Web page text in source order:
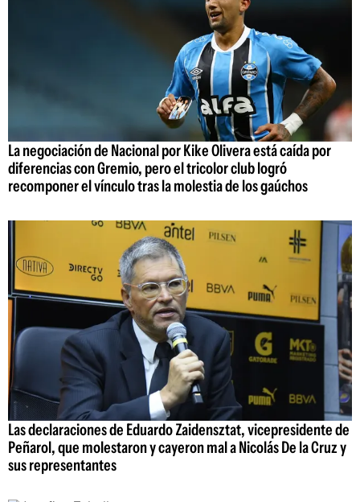
La negociación de Nacional por Kike Olivera está caída por
diferencias con Gremio, pero el tricolor club logró
recomponer el vínculo tras la molestia de los gaúchos
Las declaraciones de Eduardo Zaidensztat, vicepresidente de
Peñarol, que molestaron y cayeron mal a Nicolás De la Cruz y
sus representantes